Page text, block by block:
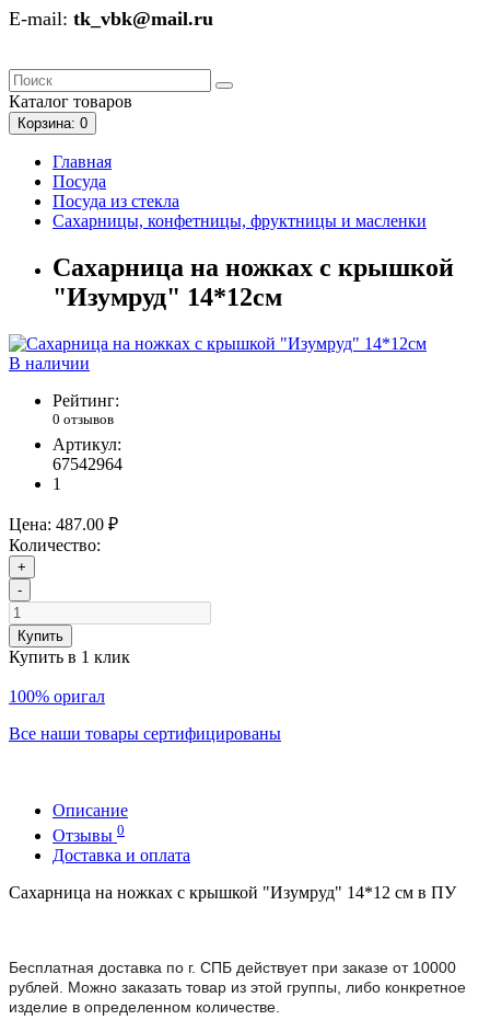
E-mail: tk_vbk@mail.ru
Каталог товаров
Корзина: 0
Главная
Посуда
Посуда из стекла
Сахарницы, конфетницы, фруктницы и масленки
Сахарница на ножках с крышкой
"Изумруд" 14*12см
В наличии
Рейтинг:
0 отзывов
Артикул:
67542964
1
Цена: 487.00 ₽
Количество:
+
-
Купить
Купить в 1 клик
100% оригал
Все наши товары сертифицированы
Описание
Отзывы 0
Доставка и оплата
Сахарница на ножках с крышкой "Изумруд" 14*12 см в ПУ
Бесплатная доставка по г. СПБ действует при заказе от 10000
рублей. Можно заказать товар из этой группы, либо конкретное
изделие в определенном количестве.